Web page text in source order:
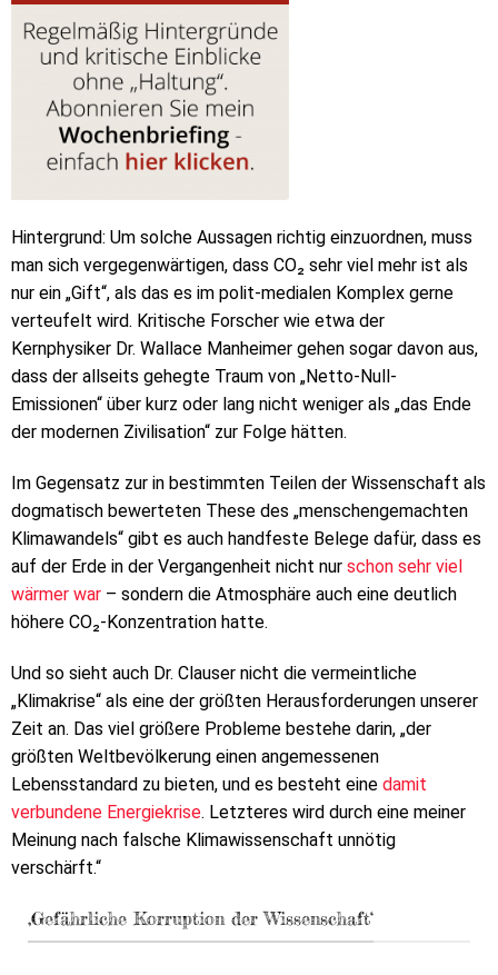
Hintergrund: Um solche Aussagen richtig einzuordnen, muss
man sich vergegenwärtigen, dass CO₂ sehr viel mehr ist als
nur ein „Gift“, als das es im polit-medialen Komplex gerne
verteufelt wird. Kritische Forscher wie etwa der
Kernphysiker Dr. Wallace Manheimer gehen sogar davon aus,
dass der allseits gehegte Traum von „Netto-Null-
Emissionen“ über kurz oder lang nicht weniger als „das Ende
der modernen Zivilisation“ zur Folge hätten.
Im Gegensatz zur in bestimmten Teilen der Wissenschaft als
dogmatisch bewerteten These des „menschengemachten
Klimawandels“ gibt es auch handfeste Belege dafür, dass es
auf der Erde in der Vergangenheit nicht nur schon sehr viel
wärmer war – sondern die Atmosphäre auch eine deutlich
höhere CO₂-Konzentration hatte.
Und so sieht auch Dr. Clauser nicht die vermeintliche
„Klimakrise“ als eine der größten Herausforderungen unserer
Zeit an. Das viel größere Probleme bestehe darin, „der
größten Weltbevölkerung einen angemessenen
Lebensstandard zu bieten, und es besteht eine damit
verbundene Energiekrise. Letzteres wird durch eine meiner
Meinung nach falsche Klimawissenschaft unnötig
verschärft.“
‚Gefährliche Korruption der Wissenschaft‘